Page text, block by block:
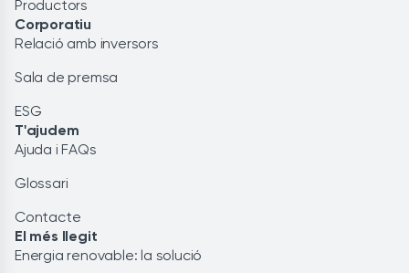
Productors
Corporatiu
Relació amb inversors
Sala de premsa
ESG
T'ajudem
Ajuda i FAQs
Glossari
Contacte
El més llegit
Energia renovable: la solució